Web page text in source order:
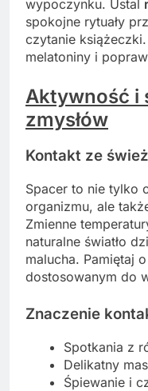
wypoczynku. Ustal
spokojne rytuały
czytanie
melatoniny i
Aktywność i
zmysłów
Kontakt ze
Spacer to nie tylko
organizmu, ale
Zmienne
naturalne światło
malucha. Pamiętaj
dostosowanym do
Znaczenie
Spotkania z
Delikatny
Śpiewanie i